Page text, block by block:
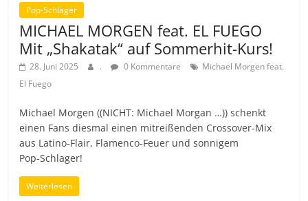
Pop-Schlager
MICHAEL MORGEN feat. EL FUEGO
Mit „Shakatak“ auf Sommerhit-Kurs!
28. Juni 2025 . 0 Kommentare
Michael Morgen feat.
El Fuego
Michael Morgen ((NICHT: Michael Morgan …)) schenkt
einen Fans diesmal einen mitreißenden Crossover-Mix
aus Latino‑Flair, Flamenco‑Feuer und sonnigem
Pop‑Schlager!
Weiterlesen